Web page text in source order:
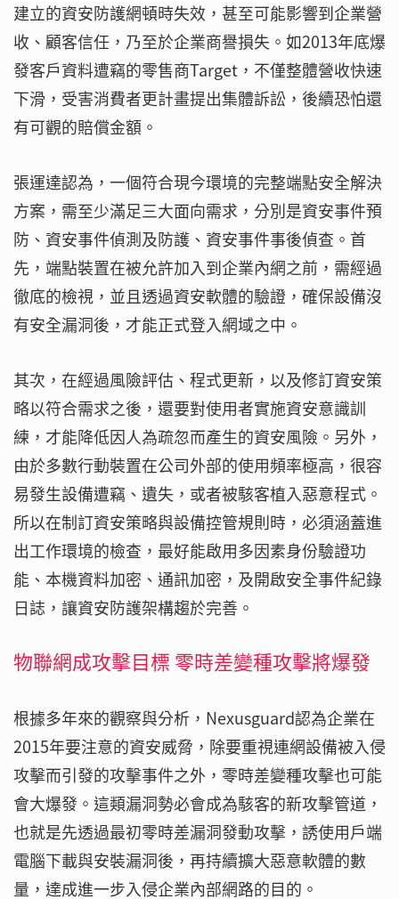
建立的資安防護網頓時失效，甚至可能影響到企業營
收、顧客信任，乃至於企業商譽損失。如2013年底爆
發客戶資料遭竊的零售商Target，不僅整體營收快速
下滑，受害消費者更計畫提出集體訴訟，後續恐怕還
有可觀的賠償金額。
張運達認為，一個符合現今環境的完整端點安全解決
方案，需至少滿足三大面向需求，分別是資安事件預
防、資安事件偵測及防護、資安事件事後偵查。首
先，端點裝置在被允許加入到企業內網之前，需經過
徹底的檢視，並且透過資安軟體的驗證，確保設備沒
有安全漏洞後，才能正式登入網域之中。
其次，在經過風險評估、程式更新，以及修訂資安策
略以符合需求之後，還要對使用者實施資安意識訓
練，才能降低因人為疏忽而產生的資安風險。另外，
由於多數行動裝置在公司外部的使用頻率極高，很容
易發生設備遭竊、遺失，或者被駭客植入惡意程式。
所以在制訂資安策略與設備控管規則時，必須涵蓋進
出工作環境的檢查，最好能啟用多因素身份驗證功
能、本機資料加密、通訊加密，及開啟安全事件紀錄
日誌，讓資安防護架構趨於完善。
物聯網成攻擊目標 零時差變種攻擊將爆發
根據多年來的觀察與分析，Nexusguard認為企業在
2015年要注意的資安威脅，除要重視連網設備被入侵
攻擊而引發的攻擊事件之外，零時差變種攻擊也可能
會大爆發。這類漏洞勢必會成為駭客的新攻擊管道，
也就是先透過最初零時差漏洞發動攻擊，誘使用戶端
電腦下載與安裝漏洞後，再持續擴大惡意軟體的數
量，達成進一步入侵企業內部網路的目的。